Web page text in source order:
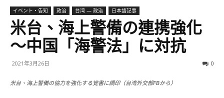
イベント・告知 政治 台湾 — 政治 日本語記事
米台、海上警備の連携強化
〜中国「海警法」に対抗
2021年3月26日 0
米台、海上警備の協力を強化する覚書に調印（台湾外交部FBから）